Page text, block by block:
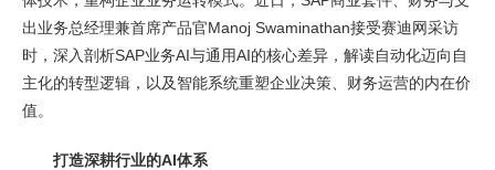
出业务总经理兼首席产品官Manoj Swaminathan接受赛迪网采访
时，深入剖析SAP业务AI与通用AI的核心差异，解读自动化迈向自
主化的转型逻辑，以及智能系统重塑企业决策、财务运营的内在价
值。
打造深耕行业的AI体系